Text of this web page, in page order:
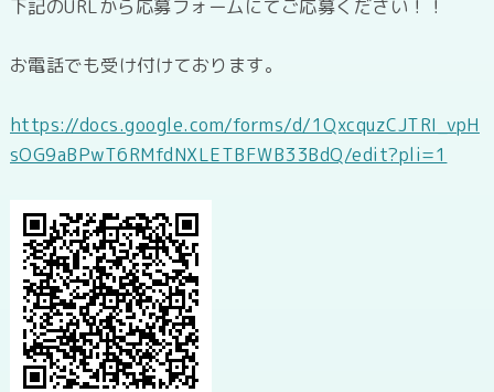
下記のURLから応募フォームにてご応募ください！！
お電話でも受け付けております。
https://docs.google.com/forms/d/1QxcquzCJTRI_vpH
sOG9aBPwT6RMfdNXLETBFWB33BdQ/edit?pli=1